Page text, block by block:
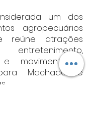
um dos
agropecuários
atrações
movimentação
Machado e